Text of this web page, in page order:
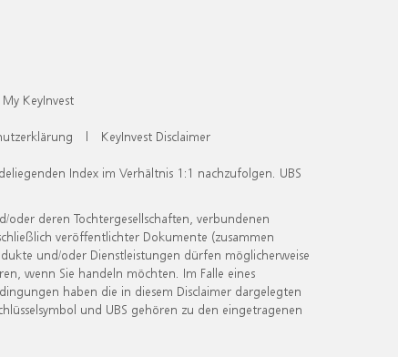
My KeyInvest
| KeyInvest Disclaimer
Index im Verhältnis 1:1 nachzufolgen. UBS
deren Tochtergesellschaften, verbundenen
veröffentlichter Dokumente (zusammen
und/oder Dienstleistungen dürfen möglicherweise
wenn Sie handeln möchten. Im Falle eines
haben die in diesem Disclaimer dargelegten
und UBS gehören zu den eingetragenen